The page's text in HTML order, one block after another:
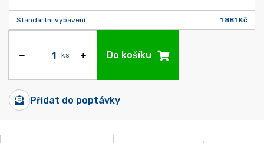
Standartní vybavení 1 881 Kč
ks Do košíku
Přidat do poptávky